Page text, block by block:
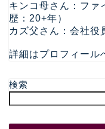
キンコ母さん：ファ
歴：20+年）
カズ父さん：会社役
詳細はプロフィール
検索